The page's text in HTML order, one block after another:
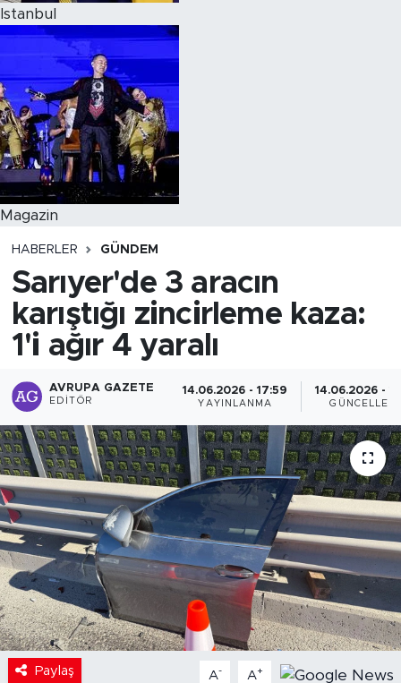
Istanbul
Magazin
HABERLER GÜNDEM
Sarıyer'de 3 aracın
karıştığı zincirleme kaza:
1'i ağır 4 yaralı
AVRUPA GAZETE
EDITÖR
14.06.2026 - 17:59
YAYINLANMA
14.06.2026 -
Paylaş A- A+